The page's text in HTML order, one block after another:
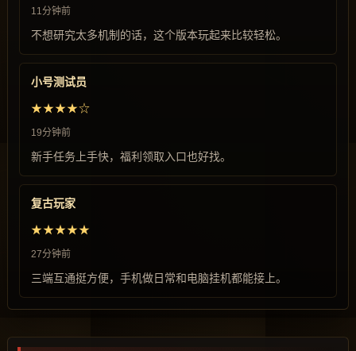
11分钟前
不想研究太多机制的话，这个版本玩起来比较轻松。
小号测试员
★★★★☆
19分钟前
新手任务上手快，福利领取入口也好找。
复古玩家
★★★★★
27分钟前
三端互通挺方便，手机做日常和电脑挂机都能接上。